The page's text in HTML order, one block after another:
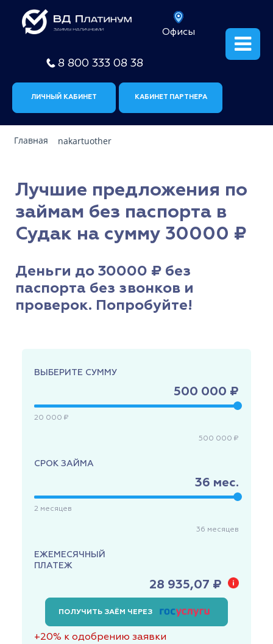
Офисы
8 800 333 08 38
ЛИЧНЫЙ КАБИНЕТ КАБИНЕТ ПАРТНЕРА
Главная nakartuother
Лучшие предложения по
займам без паспорта в
Судак на сумму 30000 ₽
Деньги до 30000 ₽ без
паспорта без звонков и
проверок. Попробуйте!
ВЫБЕРИТЕ СУММУ
500 000 ₽
20 000 ₽
500 000 ₽
СРОК ЗАЙМА
36 мес.
2 месяцев
36 месяцев
ЕЖЕМЕСЯЧНЫЙ
ПЛАТЕЖ
28 935,07 ₽
ПОЛУЧИТЬ ЗАЁМ ЧЕРЕЗ
+20% к одобрению заявки